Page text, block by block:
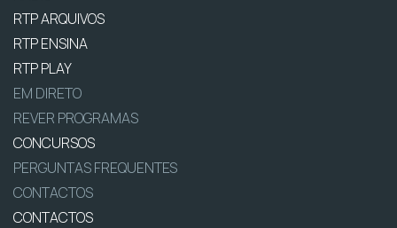
RTP ARQUIVOS
RTP ENSINA
RTP PLAY
EM DIRETO
REVER PROGRAMAS
CONCURSOS
PERGUNTAS FREQUENTES
CONTACTOS
CONTACTOS